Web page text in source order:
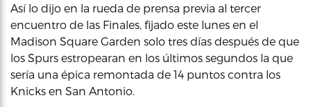
Así lo dijo en la rueda de prensa previa al tercer
encuentro de las Finales, fijado este lunes en el
Madison Square Garden solo tres días después de que
los Spurs estropearan en los últimos segundos la que
sería una épica remontada de 14 puntos contra los
Knicks en San Antonio.